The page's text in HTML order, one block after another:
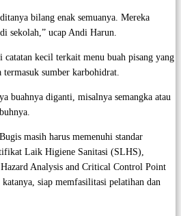
bilang enak semuanya. Mereka
sekolah,” ucap Andi Harun.
kecil terkait menu buah pisang yang
sumber karbohidrat.
buahnya diganti, misalnya semangka atau
masih harus memenuhi standar
Laik Higiene Sanitasi (SLHS),
Analysis and Critical Control Point
siap memfasilitasi pelatihan dan